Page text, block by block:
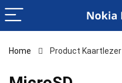
Home Product Kaartlezer